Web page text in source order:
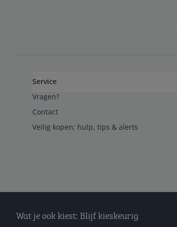
Service
Vragen?
Contact
Veilig kopen; hulp, tips & alerts
Wat je ook kiest: Blijf kieskeurig